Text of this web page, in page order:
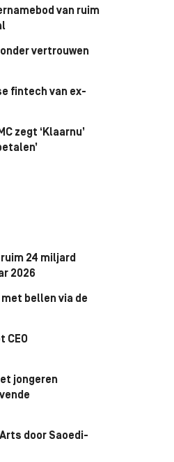
van ruim
vertrouwen
fintech van ex-
zegt ‘Klaarnu’
24 miljard
2026
bellen via de
CEO
jongeren
door Saoedi-